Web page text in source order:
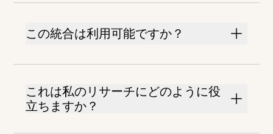
この統合は利用可能ですか？
これは私のリサーチにどのように役
立ちますか？